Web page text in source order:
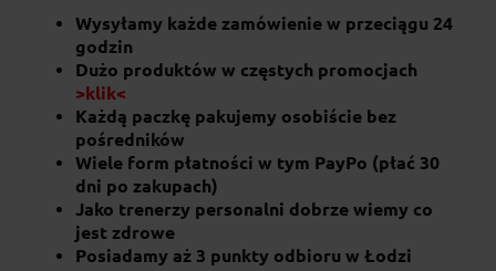
do koszyka
Wysyłamy każde zamówienie w przeciągu 24
godzin
Dużo produktów w częstych promocjach
>klik<
Każdą paczkę pakujemy osobiście bez
pośredników
Wiele form płatności w tym PayPo (płać 30
dni po zakupach)
Jako trenerzy personalni dobrze wiemy co
jest zdrowe
Posiadamy aż 3 punkty odbioru w Łodzi